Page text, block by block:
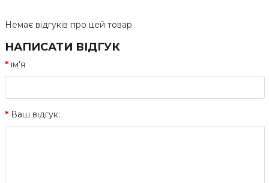
Немає відгуків про цей товар.
НАПИСАТИ ВІДГУК
ім'я
Ваш відгук: